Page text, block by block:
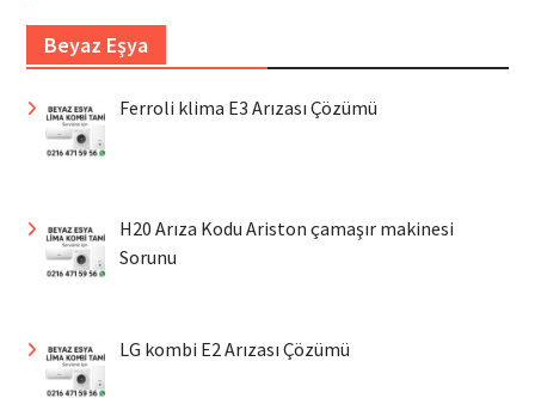
Beyaz Eşya
Ferroli klima E3 Arızası Çözümü
H20 Arıza Kodu Ariston çamaşır makinesi
Sorunu
LG kombi E2 Arızası Çözümü